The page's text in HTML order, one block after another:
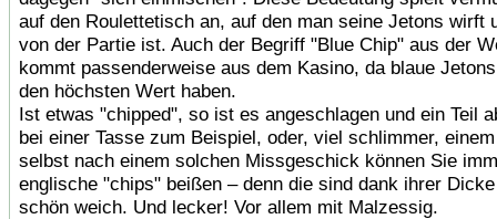
auf den Roulettetisch an, auf den man seine Jetons wirft
von der Partie ist. Auch der Begriff "Blue Chip" aus der
kommt passenderweise aus dem Kasino, da blaue
den höchsten Wert haben.
Ist etwas "chipped", so ist es angeschlagen und ein Teil
bei einer Tasse zum Beispiel, oder, viel schlimmer,
selbst nach einem solchen Missgeschick können Sie
englische "chips" beißen – denn die sind dank ihrer
schön weich. Und lecker! Vor allem mit Malzessig.